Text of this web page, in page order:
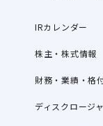
IRカレンダー
株主・株式情報
財務・業績・格
ディスクロージ